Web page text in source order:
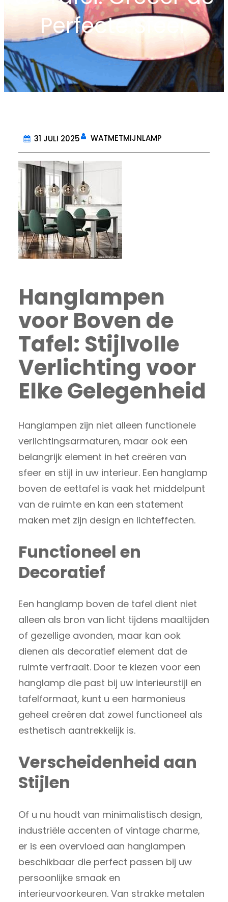
Perfecte Sfeer
31 JULI 2025 WATMETMIJNLAMP
Hanglampen
voor Boven de
Tafel: Stijlvolle
Verlichting voor
Elke Gelegenheid
Hanglampen zijn niet alleen functionele
verlichtingsarmaturen, maar ook een
belangrijk element in het creëren van
sfeer en stijl in uw interieur. Een hanglamp
boven de eettafel is vaak het middelpunt
van de ruimte en kan een statement
maken met zijn design en lichteffecten.
Functioneel en
Decoratief
Een hanglamp boven de tafel dient niet
alleen als bron van licht tijdens maaltijden
of gezellige avonden, maar kan ook
dienen als decoratief element dat de
ruimte verfraait. Door te kiezen voor een
hanglamp die past bij uw interieurstijl en
tafelformaat, kunt u een harmonieus
geheel creëren dat zowel functioneel als
esthetisch aantrekkelijk is.
Verscheidenheid aan
Stijlen
Of u nu houdt van minimalistisch design,
industriële accenten of vintage charme,
er is een overvloed aan hanglampen
beschikbaar die perfect passen bij uw
persoonlijke smaak en
interieurvoorkeuren. Van strakke metalen